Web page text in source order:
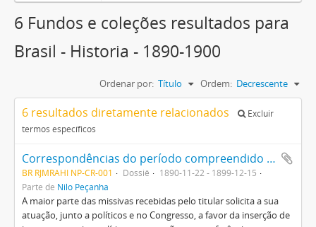
6 Fundos e coleções resultados para
Brasil - Historia - 1890-1900
Ordenar por: Título Ordem: Decrescente
6 resultados diretamente relacionados
Excluir
termos específicos
Correspondências do período compreendido entre os anos 1890 e 1899
BR RJMRAHI NP-CR-001 Dossiê
1890-11-22 - 1899-12-15
Parte de Nilo Peçanha
A maior parte das missivas recebidas pelo titular solicita a sua
atuação, junto a políticos e no Congresso, a favor da inserção de